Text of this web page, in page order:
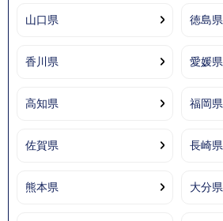
山口県 徳島県
香川県 愛媛県
高知県 福岡県
佐賀県 長崎県
熊本県 大分県